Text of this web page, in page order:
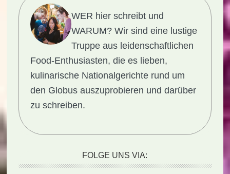
WER hier schreibt und
WARUM? Wir sind eine lustige
Truppe aus leidenschaftlichen
Food-Enthusiasten, die es lieben,
kulinarische Nationalgerichte rund um
den Globus auszuprobieren und darüber
zu schreiben.
FOLGE UNS VIA: